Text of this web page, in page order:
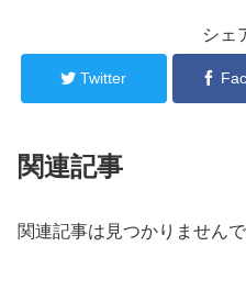
シェ
Twitter
関連記事
関連記事は見つかりませんで